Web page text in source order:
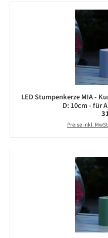
LED Stumpenkerze MIA -
D: 10cm - für
Preise inkl.